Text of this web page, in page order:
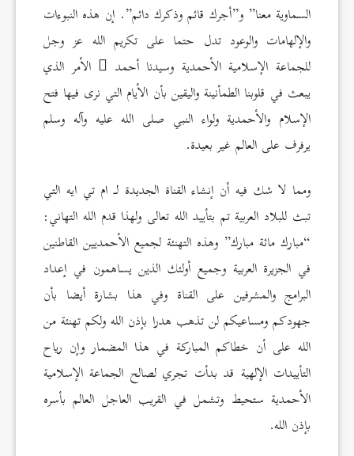
السماوية معنا” و”أجرك قائم وذكرك دائم”. إن هذه النبوءات
والإلهامات والوعود تدل حتما على تكريم الله عز وجل
للجماعة الإسلامية الأحمدية وسيدنا أحمد
الأمر الذي
يبعث في قلوبنا الطمأنينة واليقين بأن الأيام التي نرى فيها فتح
الإسلام والأحمدية ولواء النبي صلى الله عليه وآله وسلم
يرفرف على العالم غير بعيدة.
ومما لا شك فيه أن إنشاء القناة الجديدة لـ ام تي ايه التي
تبث للبلاد العربية تم بتأييد الله تعالى ولهذا قدم الله التهاني:
“مبارك مائة مبارك” وهذه التهنئة لجميع الأحمديين القاطنين
في الجزيرة العربية وجميع أولئك الذين يساهمون في إعداد
البرامج والمشرفين على القناة وفي هذا بشارة أيضا بأن
جهودكم ومساعيكم لن تذهب هدرا بإذن الله ولكم تهنئة من
الله على أن خطاكم المباركة في هذا المضمار وإن رياح
التأييدات الإلهية قد بدأت تجري لصالح الجماعة الإسلامية
الأحمدية ستحيط وتشمل في القريب العاجل العالم بأسره
بإذن الله.